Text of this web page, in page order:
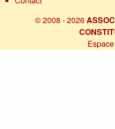
© 2008 - 2026